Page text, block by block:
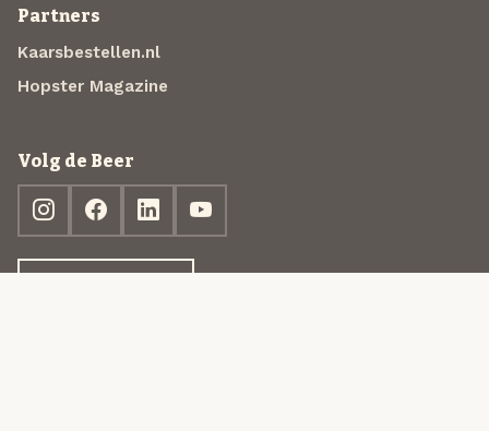
Partners
Kaarsbestellen.nl
Hopster Magazine
Volg de Beer